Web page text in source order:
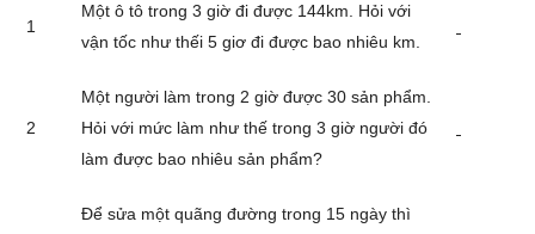
1
Một ô tô trong 3 giờ đi được 144km. Hỏi với
vận tốc như thếi 5 giơ đi được bao nhiêu km.
2
Một người làm trong 2 giờ được 30 sản phẩm.
Hỏi với mức làm như thế trong 3 giờ người đó
làm được bao nhiêu sản phẩm?
Để sửa một quãng đường trong 15 ngày thì